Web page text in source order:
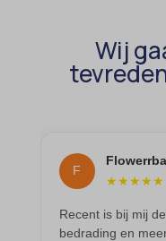
Wij
F
★★★★★
Recent is bij mij
bedrading en
OptanonConsent
sessionId
wordpress_test_cookie
wp-settings-*
wp-settings-time-*
et-editing-post-*
et-recommend-sync-post-*